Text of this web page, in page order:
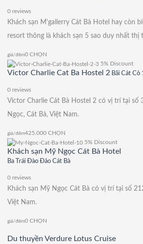
0 reviews
Khách sạn M'gallerry Cát Bà Hotel hay còn
resort thông là khách sạn 5 sao duy nhất thị
giá/đêm0 CHỌN
5% Discount
Victor Charlie Cat Ba Hostel 2 Bãi Cát Cò
0 reviews
Victor Charlie Cát Bà Hostel 2 có vị trí tại số
Ngọc, Cát Bà, Việt Nam.
giá/đêm425.000 CHỌN
5% Discount
Khách sạn Mỹ Ngọc Cát Bà Hotel
Ba Trái Đào Đảo Cát Bà
0 reviews
Khách sạn Mỹ Ngọc Cát Bà có vị trí tại số
Việt Nam.
giá/đêm0 CHỌN
Du thuyền Verdure Lotus Cruise